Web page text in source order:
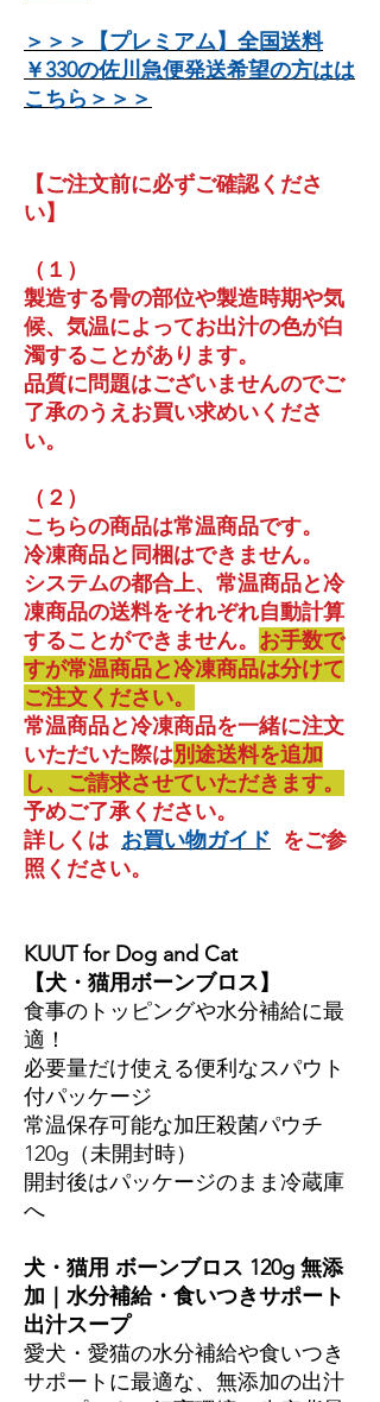
＞＞＞【プレミアム】全国送料
￥330の佐川急便発送希望の方はは
こちら＞＞＞
【ご注文前に必ずご確認くださ
い】
（１）
製造する骨の部位や製造時期や気
候、気温によってお出汁の色が白
濁することがあります。
品質に問題はございませんのでご
了承のうえお買い求めいくださ
い。
（２）
こちらの商品は常温商品です。
冷凍商品と同梱はできません。
システムの都合上、常温商品と冷
凍商品の送料をそれぞれ自動計算
することができません。 お手数で
すが常温商品と冷凍商品は分けて
ご注文ください。
常温商品と冷凍商品を一緒に注文
いただいた際は別途送料を追加
し、ご請求させていただきます。
予めご了承ください。
詳しくは お買い物ガイド をご参
照ください。
KUUT for Dog and Cat
【犬・猫用ボーンブロス】
食事のトッピングや水分補給に最
適！
必要量だけ使える便利なスパウト
付パッケージ
常温保存可能な加圧殺菌パウチ
120g（未開封時）
開封後はパッケージのまま冷蔵庫
へ
犬・猫用 ボーンブロス 120g 無添
加｜水分補給・食いつきサポート
出汁スープ
愛犬・愛猫の水分補給や食いつき
サポートに最適な、無添加の出汁